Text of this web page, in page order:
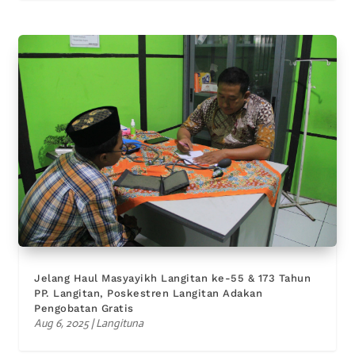
Jelang Haul Masyayikh Langitan ke-55 & 173 Tahun
PP. Langitan, Poskestren Langitan Adakan
Pengobatan Gratis
Aug 6, 2025|Langituna